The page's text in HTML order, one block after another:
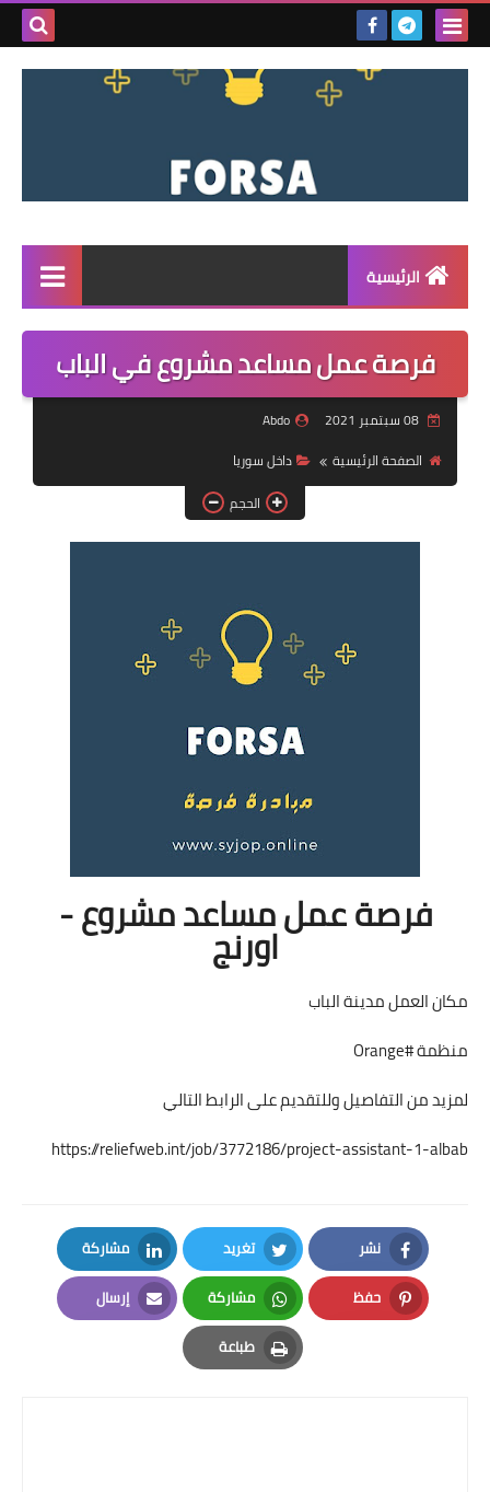
بحث
الرئيسية
القائمة
مناقصات
فرص عمل في تركيا
فرص عمل في العراق
فرص عمل في السودان
دورات تدريبية
فرصة عمل مساعد مشروع في الباب
08 سبتمبر 2021
Abdo
الصفحة الرئيسية
داخل سوريا
الحجم
فرصة عمل مساعد مشروع -
اورنج
مكان العمل مدينة الباب
منظمة #Orange
لمزيد من التفاصيل وللتقديم على الرابط التالي
https://reliefweb.int/job/3772186/project-assistant-1-albab
نشر
Facebook
تغريد
Twitter
مشاركة
LinkedIn
حفظ
Pinterest
مشاركة
Whatsapp
إرسال
Email
طباعة
Print